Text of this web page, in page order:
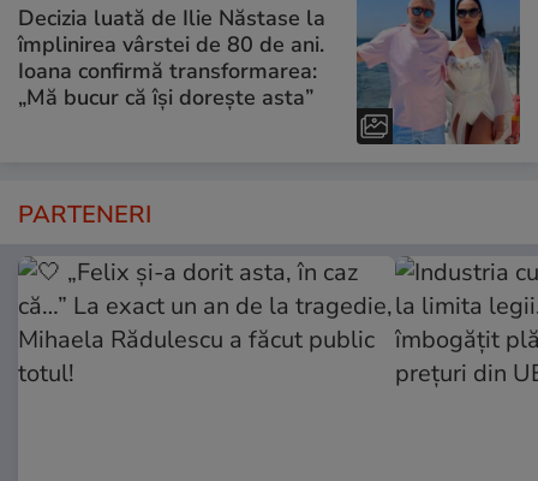
Decizia luată de Ilie Năstase la
împlinirea vârstei de 80 de ani.
Ioana confirmă transformarea:
„Mă bucur că își dorește asta”
PARTENERI